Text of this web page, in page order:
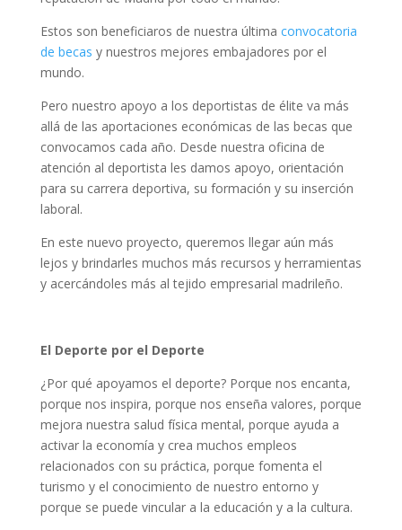
Estos son beneficiaros de nuestra última convocatoria
de becas y nuestros mejores embajadores por el
mundo.
Pero nuestro apoyo a los deportistas de élite va más
allá de las aportaciones económicas de las becas que
convocamos cada año. Desde nuestra oficina de
atención al deportista les damos apoyo, orientación
para su carrera deportiva, su formación y su inserción
laboral.
En este nuevo proyecto, queremos llegar aún más
lejos y brindarles muchos más recursos y herramientas
y acercándoles más al tejido empresarial madrileño.
El Deporte por el Deporte
¿Por qué apoyamos el deporte? Porque nos encanta,
porque nos inspira, porque nos enseña valores, porque
mejora nuestra salud física mental, porque ayuda a
activar la economía y crea muchos empleos
relacionados con su práctica, porque fomenta el
turismo y el conocimiento de nuestro entorno y
porque se puede vincular a la educación y a la cultura.